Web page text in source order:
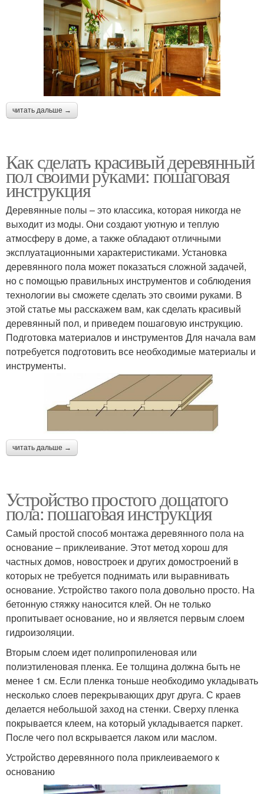
читать дальше →
Как сделать красивый деревянный
пол своими руками: пошаговая
инструкция
Деревянные полы – это классика, которая никогда не
выходит из моды. Они создают уютную и теплую
атмосферу в доме, а также обладают отличными
эксплуатационными характеристиками. Установка
деревянного пола может показаться сложной задачей,
но с помощью правильных инструментов и соблюдения
технологии вы сможете сделать это своими руками. В
этой статье мы расскажем вам, как сделать красивый
деревянный пол, и приведем пошаговую инструкцию.
Подготовка материалов и инструментов Для начала вам
потребуется подготовить все необходимые материалы и
инструменты.
читать дальше →
Устройство простого дощатого
пола: пошаговая инструкция
Самый простой способ монтажа деревянного пола на
основание – приклеивание. Этот метод хорош для
частных домов, новостроек и других домостроений в
которых не требуется поднимать или выравнивать
основание. Устройство такого пола довольно просто. На
бетонную стяжку наносится клей. Он не только
пропитывает основание, но и является первым слоем
гидроизоляции.
Вторым слоем идет полипропиленовая или
полиэтиленовая пленка. Ее толщина должна быть не
менее 1 см. Если пленка тоньше необходимо укладывать
несколько слоев перекрывающих друг друга. С краев
делается небольшой заход на стенки. Сверху пленка
покрывается клеем, на который укладывается паркет.
После чего пол вскрывается лаком или маслом.
Устройство деревянного пола приклеиваемого к
основанию